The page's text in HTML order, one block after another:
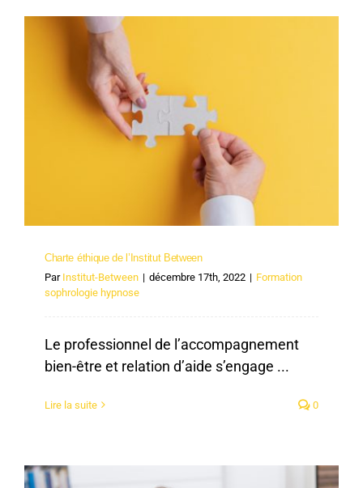
Charte éthique de l’Institut Between
Charte éthique de l’Institut Between
Par Institut-Between | décembre 17th, 2022 | Formation
sophrologie hypnose
Le professionnel de l’accompagnement
bien-être et relation d’aide s’engage ...
Lire la suite 0